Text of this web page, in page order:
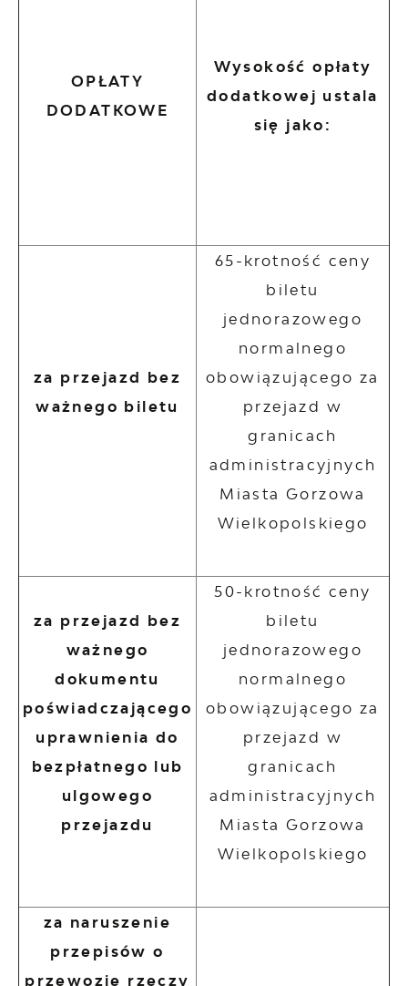
OPŁATY
DODATKOWE
Wysokość opłaty
dodatkowej ustala
się jako:
za przejazd bez
ważnego biletu
65-krotność ceny
biletu
jednorazowego
normalnego
obowiązującego za
przejazd w
granicach
administracyjnych
Miasta Gorzowa
Wielkopolskiego
za przejazd bez
ważnego
dokumentu
poświadczającego
uprawnienia do
bezpłatnego lub
ulgowego
przejazdu
50-krotność ceny
biletu
jednorazowego
normalnego
obowiązującego za
przejazd w
granicach
administracyjnych
Miasta Gorzowa
Wielkopolskiego
za naruszenie
przepisów o
przewozie rzeczy